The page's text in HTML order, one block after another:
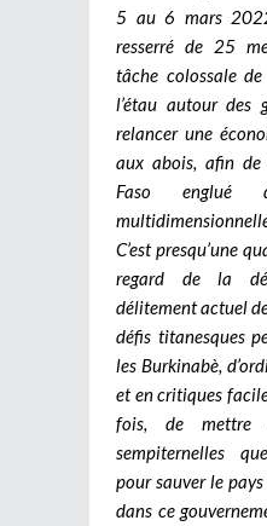
5 au 6 mars
resserré de 25
tâche colossale
l’étau autour des
relancer une
aux abois, afin de
Faso englué
C’est presqu’une
regard de la
délitement actuel
défis titanesques
les Burkinabè,
et en critiques
fois, de mettre
sempiternelles
pour sauver le
dans ce